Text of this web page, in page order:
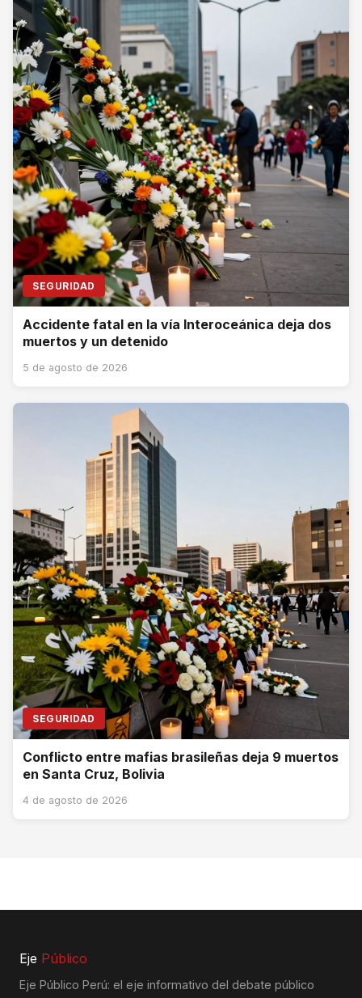
SEGURIDAD
Accidente fatal en la vía Interoceánica deja dos
muertos y un detenido
5 de agosto de 2026
SEGURIDAD
Conflicto entre mafias brasileñas deja 9 muertos
en Santa Cruz, Bolivia
4 de agosto de 2026
Eje Público
Eje Público Perú: el eje informativo del debate público